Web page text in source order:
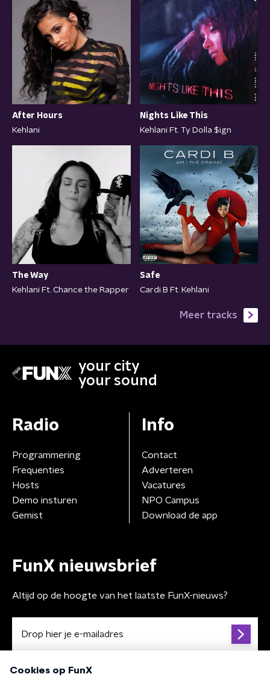
After Hours
Kehlani
Nights Like This
Kehlani Ft. Ty Dolla $ign
The Way
Kehlani Ft. Chance the Rapper
Safe
Cardi B Ft. Kehlani
Meer tracks
your city
your sound
Radio
Programmering
Frequenties
Hosts
Demo insturen
Gemist
Info
Contact
Adverteren
Vacatures
NPO Campus
Download de app
FunX nieuwsbrief
Altijd op de hoogte van het laatste FunX-nieuws?